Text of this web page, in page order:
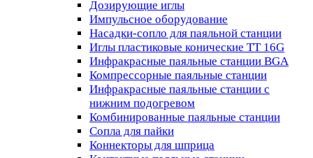
Дозирующие иглы
Импульсное оборудование
Насадки-сопло для паяльной станции
Иглы пластиковые конические TT 16G
Инфракрасные паяльные станции BGA
Компрессорные паяльные станции
Инфракрасные паяльные станции с
нижним подогревом
Комбинированные паяльные станции
Сопла для пайки
Коннекторы для шприца